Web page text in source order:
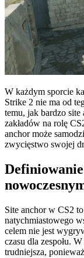
W każdym sporcie
Strike 2 nie ma od
temu, jak bardzo
zakładów na rolę
anchor może
zwycięstwo swojej
Site anchor w CS2
natychmiastowego
celem nie jest
czasu dla zespołu.
trudniejsza,